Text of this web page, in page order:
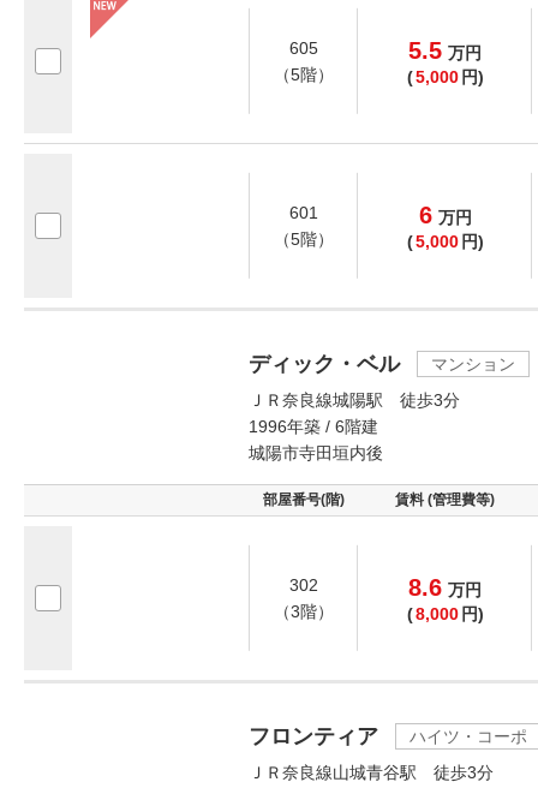
605
（5階）
5.5 万円
(5,000 円)
601
（5階）
6 万円
(5,000 円)
ディック・ベル
マンション
ＪＲ奈良線城陽駅 徒歩3分
1996年築 / 6階建
城陽市寺田垣内後
部屋番号(階) 賃料 (管理費等)
302
（3階）
8.6 万円
(8,000 円)
フロンティア
ハイツ・コーポ
ＪＲ奈良線山城青谷駅 徒歩3分